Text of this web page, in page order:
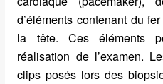
d’éléments contenant du
la tête. Ces éléments
réalisation de l’examen.
clips posés lors des